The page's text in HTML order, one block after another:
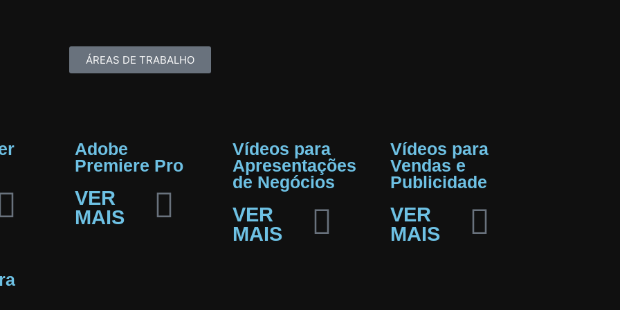
ÁREAS DE TRABALHO
Adobe
Premiere Pro
VER
MAIS
Vídeos para
Apresentações
de Negócios
VER
MAIS
Vídeos para
Vendas e
Publicidade
VER
MAIS